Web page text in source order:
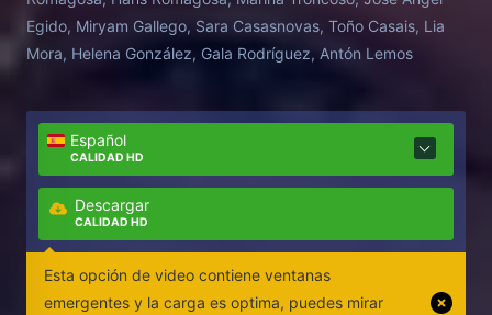
vergüenza hacia los conflictos de drogas de la
pareja, algo que Marina les recuerda con su
presencia.
Egido, Miryam Gallego, Sara Casasnovas, Toño Casais, Lia
Mora, Helena González, Gala Rodríguez, Antón Lemos
Español
CALIDAD HD
Descargar
CALIDAD HD
Esta opción de video contiene ventanas
emergentes y la carga es optima, puedes mirar